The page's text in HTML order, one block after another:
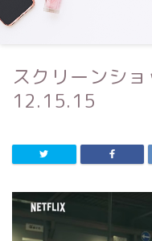
スクリーンシ
12.15.15